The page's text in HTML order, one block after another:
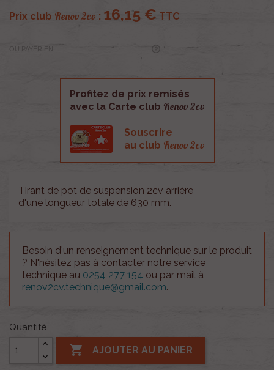
Prix club Renov 2cv : 16,15 € TTC
Profitez de prix remisés
avec la Carte club Renov 2cv
Souscrire
au club Renov 2cv
Tirant de pot de suspension 2cv arrière
d'une longueur totale de 630 mm.
Besoin d'un renseignement technique sur le produit
? N'hésitez pas à contacter notre service
technique au 0254 277 154 ou par mail à
renov2cv.technique@gmail.com.
Quantité
 AJOUTER AU PANIER